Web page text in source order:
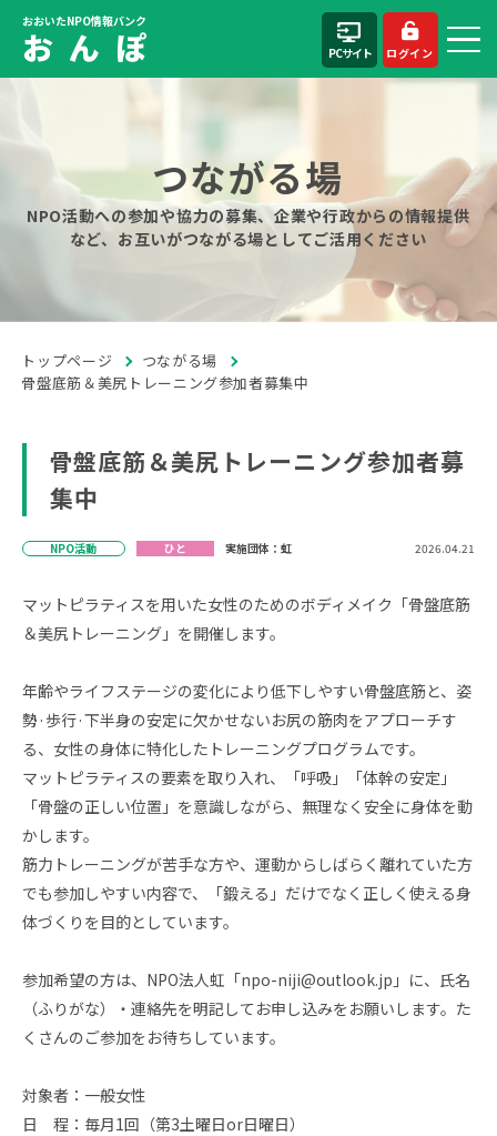
おおいたNPO情報バンク
お ん ぽ PCサイト ログイン
つながる場
NPO活動への参加や協力の募集、企業や行政からの情報提供
など、お互いがつながる場としてご活用ください
トップページ
つながる場
骨盤底筋＆美尻トレーニング参加者募集中
骨盤底筋＆美尻トレーニング参加者募
集中
NPO活動 ひと 実施団体：虹 2026.04.21
マットピラティスを用いた女性のためのボディメイク「骨盤底筋
＆美尻トレーニング」を開催します。
年齢やライフステージの変化により低下しやすい骨盤底筋と、姿
勢·歩行·下半身の安定に欠かせないお尻の筋肉をアプローチす
る、女性の身体に特化したトレーニングプログラムです。
マットピラティスの要素を取り入れ、「呼吸」「体幹の安定」
「骨盤の正しい位置」を意識しながら、無理なく安全に身体を動
かします。
筋力トレーニングが苦手な方や、運動からしばらく離れていた方
でも参加しやすい内容で、「鍛える」だけでなく正しく使える身
体づくりを目的としています。
参加希望の方は、NPO法人虹「npo-niji@outlook.jp」に、氏名
（ふりがな）・連絡先を明記してお申し込みをお願いします。た
くさんのご参加をお待ちしています。
対象者：一般女性
日 程：毎月1回（第3土曜日or日曜日）